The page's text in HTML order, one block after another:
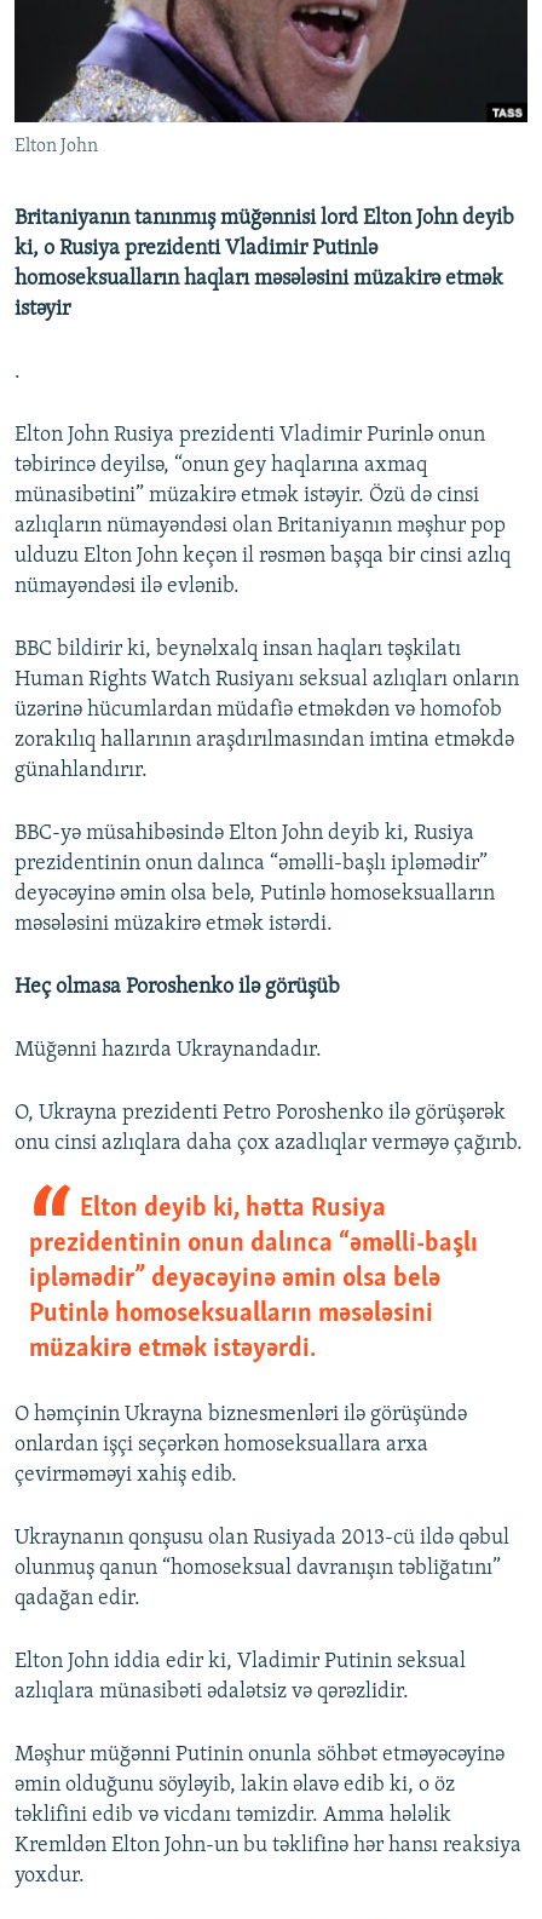
İNFOQRAFIKA
KARIKATURA
AZƏRBAYCAN ƏDƏBIYYATI KITABXANASI
İSLAM VƏ DEMOKRATIYA
İZ - MƏDƏNIYYƏT PROQRAMI
MISSIYAMIZ
PEŞƏ ETIKASI VƏ JURNALISTIKA STANDARTLARIMIZ
MATERIALLARIMIZDAN ISTIFADƏ
AZADLIQRADIOSU MOBIL TELEFONUNUZDA
XƏBƏR BÜLLETENLƏRIMIZ
RFE/RL-in bütün saytları
Elton John
Britaniyanın tanınmış müğənnisi lord Elton John deyib
ki, o Rusiya prezidenti Vladimir Putinlə
homoseksualların haqları məsələsini müzakirə etmək
istəyir
.
Elton John Rusiya prezidenti Vladimir Purinlə onun
təbirincə deyilsə, “onun gey haqlarına axmaq
münasibətini” müzakirə etmək istəyir. Özü də cinsi
azlıqların nümayəndəsi olan Britaniyanın məşhur pop
ulduzu Elton John keçən il rəsmən başqa bir cinsi azlıq
nümayəndəsi ilə evlənib.
BBC bildirir ki, beynəlxalq insan haqları təşkilatı
Human Rights Watch Rusiyanı seksual azlıqları onların
üzərinə hücumlardan müdafiə etməkdən və homofob
zorakılıq hallarının araşdırılmasından imtina etməkdə
günahlandırır.
BBC-yə müsahibəsində Elton John deyib ki, Rusiya
prezidentinin onun dalınca “əməlli-başlı ipləmədir”
deyəcəyinə əmin olsa belə, Putinlə homoseksualların
məsələsini müzakirə etmək istərdi.
Heç olmasa Poroshenko ilə görüşüb
Müğənni hazırda Ukraynandadır.
O, Ukrayna prezidenti Petro Poroshenko ilə görüşərək
onu cinsi azlıqlara daha çox azadlıqlar verməyə çağırıb.
Elton deyib ki, hətta Rusiya
prezidentinin onun dalınca “əməlli-başlı
ipləmədir” deyəcəyinə əmin olsa belə
Putinlə homoseksualların məsələsini
müzakirə etmək istəyərdi.
O həmçinin Ukrayna biznesmenləri ilə görüşündə
onlardan işçi seçərkən homoseksuallara arxa
çevirməməyi xahiş edib.
Ukraynanın qonşusu olan Rusiyada 2013-cü ildə qəbul
olunmuş qanun “homoseksual davranışın təbliğatını”
qadağan edir.
Elton John iddia edir ki, Vladimir Putinin seksual
azlıqlara münasibəti ədalətsiz və qərəzlidir.
Məşhur müğənni Putinin onunla söhbət etməyəcəyinə
əmin olduğunu söyləyib, lakin əlavə edib ki, o öz
təklifini edib və vicdanı təmizdir. Amma hələlik
Kremldən Elton John-un bu təklifinə hər hansı reaksiya
yoxdur.